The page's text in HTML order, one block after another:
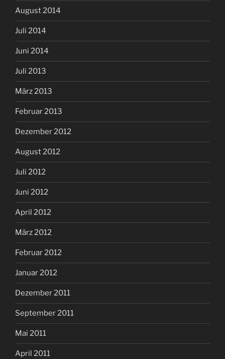
August 2014
Juli 2014
Juni 2014
Juli 2013
März 2013
Februar 2013
Dezember 2012
August 2012
Juli 2012
Juni 2012
April 2012
März 2012
Februar 2012
Januar 2012
Dezember 2011
September 2011
Mai 2011
April 2011